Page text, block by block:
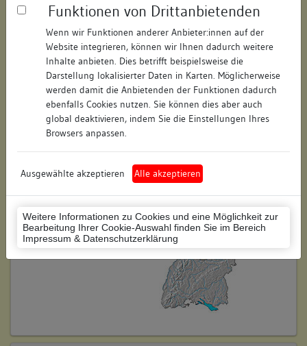
Funktionen von Drittanbietenden
Wenn wir Funktionen anderer Anbieter:innen auf der
Website integrieren, können wir Ihnen dadurch weitere
Inhalte anbieten. Dies betrifft beispielsweise die
Darstellung lokalisierter Daten in Karten. Möglicherweise
werden damit die Anbietenden der Funktionen dadurch
ebenfalls Cookies nutzen. Sie können dies aber auch
global deaktivieren, indem Sie die Einstellungen Ihres
Browsers anpassen.
Ausgewählte akzeptieren Alle akzeptieren
Weitere Informationen zu Cookies und eine Möglichkeit zur
Bearbeitung Ihrer Cookie-Auswahl finden Sie im Bereich
Impressum & Datenschutzerklärung
Postleitzahl: 74354
Stadt-Teilort: Besigheim
Regierungsbezirk: Stuttgart
Ludwigsburg (Landkreis)
Wohnplatzschlüssel: 8118007001
Flurstücknummer: keine
Historischer Straßenname: keiner
Lage des Wohnplatzes: